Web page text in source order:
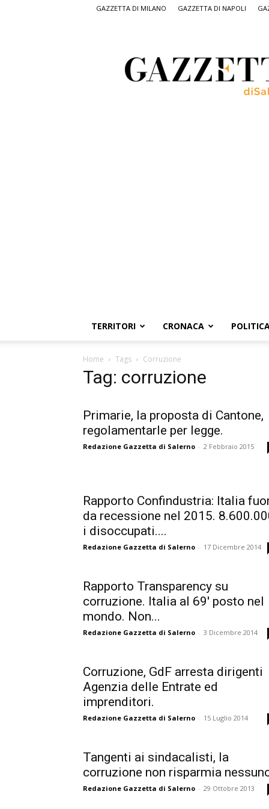
GAZZETTA DI MILANO GAZZETTA DI NAPOLI
Salerno,
il
quotidiano
TERRITORI CRONACA
Home Tags Corruzione
Tag: corruzione
Primarie, la proposta di Cantone,
regolamentarle per legge.
Redazione Gazzetta di Salerno - 2 Febbraio 2015
Rapporto Confindustria: Italia
da recessione nel 2015.
i disoccupati....
Redazione Gazzetta di Salerno - 17 Dicembre 2014
Rapporto Transparency su
corruzione. Italia al 69' posto nel
mondo. Non...
Redazione Gazzetta di Salerno - 3 Dicembre 2014
Corruzione, GdF arresta dirigenti
Agenzia delle Entrate ed
imprenditori.
Redazione Gazzetta di Salerno - 15 Luglio 2014
Tangenti ai sindacalisti, la
corruzione non risparmia
Redazione Gazzetta di Salerno - 29 Ottobre 2013